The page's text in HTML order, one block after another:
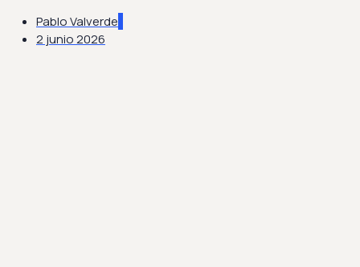
Pablo Valverde
2 junio 2026